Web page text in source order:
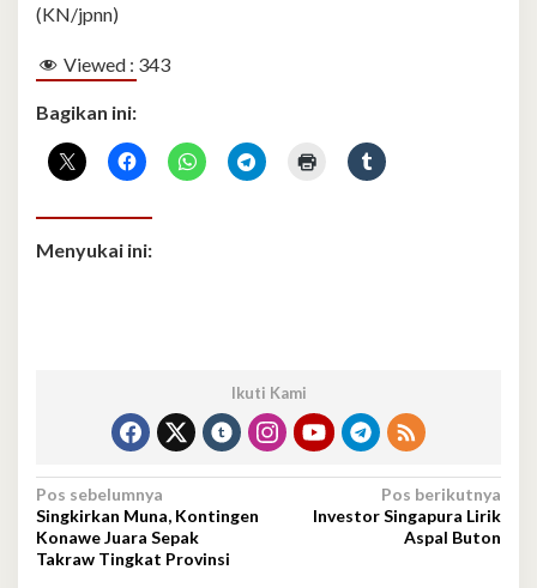
(KN/jpnn)
Viewed : 343
Bagikan ini:
Menyukai ini:
Ikuti Kami
Navigasi
pos
Pos sebelumnya
Singkirkan Muna, Kontingen
Konawe Juara Sepak
Takraw Tingkat Provinsi
Pos berikutnya
Investor Singapura Lirik
Aspal Buton